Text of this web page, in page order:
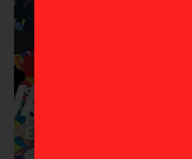
Studio Khara
por los 30 años de
Evangelion